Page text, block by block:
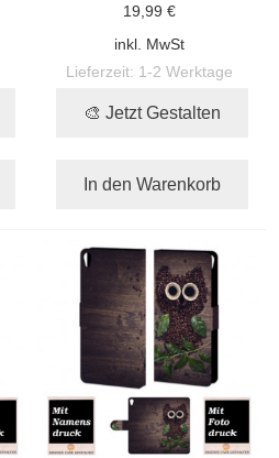
19,99 €
inkl. MwSt
Lieferzeit: 1-2 Werktage
🎨 Jetzt Gestalten
In den Warenkorb